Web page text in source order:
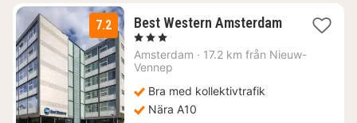
7.2
Best Western Amsterdam
1
natt
från
kr.
, 3 Stjärnor
Amsterdam · 17.2 km från Nieuw-
Vennep
Bra med kollektivtrafik
Nära A10